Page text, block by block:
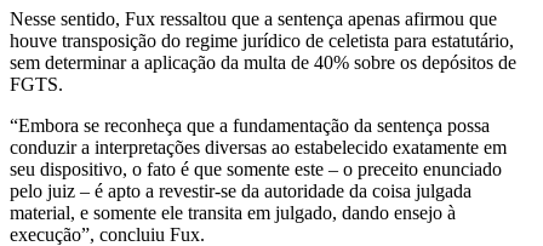
Nesse sentido, Fux ressaltou que a sentença apenas afirmou que
houve transposição do regime jurídico de celetista para estatutário,
sem determinar a aplicação da multa de 40% sobre os depósitos de
FGTS.
“Embora se reconheça que a fundamentação da sentença possa
conduzir a interpretações diversas ao estabelecido exatamente em
seu dispositivo, o fato é que somente este – o preceito enunciado
pelo juiz – é apto a revestir-se da autoridade da coisa julgada
material, e somente ele transita em julgado, dando ensejo à
execução”, concluiu Fux.